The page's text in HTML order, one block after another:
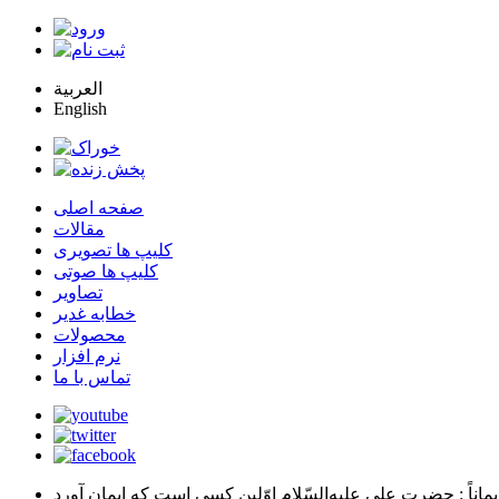
العربية
English
صفحه اصلی
مقالات
کلیپ ها تصویری
کلیپ ها صوتی
تصاویر
خطابه غدیر
محصولات
نرم افزار
تماس با ما